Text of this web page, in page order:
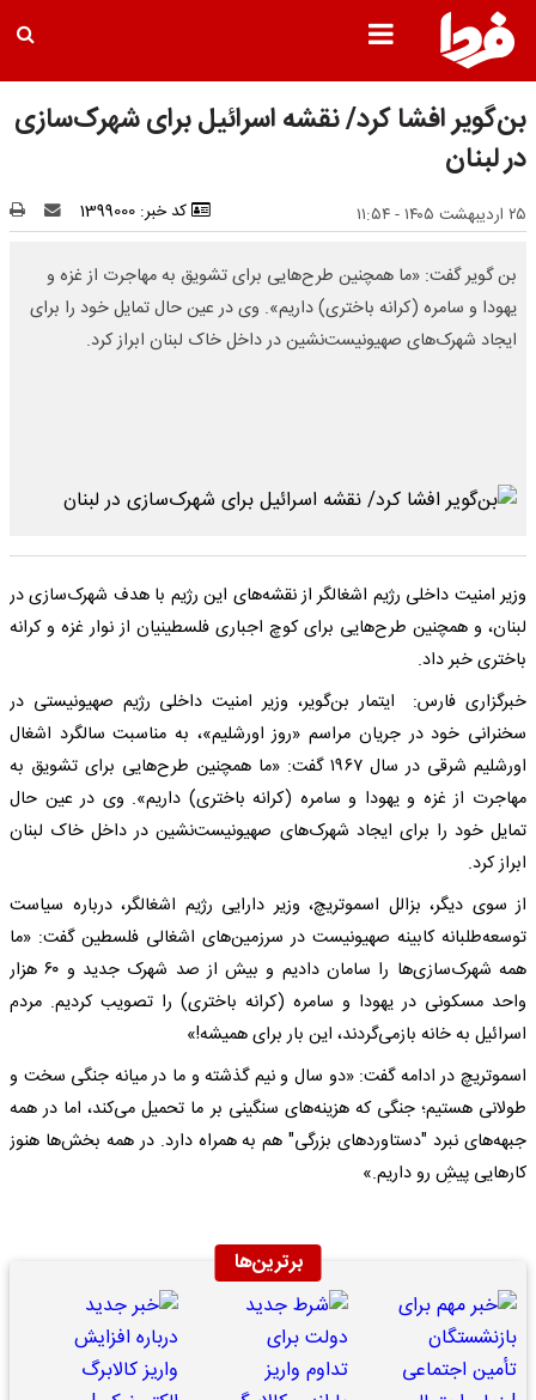
بن‌گویر افشا کرد/ نقشه اسرائیل برای شهرک‌سازی
در لبنان
۲۵ اردیبهشت ۱۴۰۵ - ۱۱:۵۴ کد خبر: 1399000
بن گویر گفت: «ما همچنین طرح‌هایی برای تشویق به مهاجرت از غزه و
یهودا و سامره (کرانه باختری) داریم». وی در عین حال تمایل خود را برای
ایجاد شهرک‌های صهیونیست‌نشین در داخل خاک لبنان ابراز کرد.
وزیر امنیت داخلی رژیم اشغالگر از نقشه‌های این رژیم با هدف شهرک‌سازی در
لبنان، و همچنین طرح‌هایی برای کوچ اجباری فلسطینیان از نوار غزه و کرانه
باختری خبر داد.
خبرگزاری فارس: ایتمار بن‌گویر، وزیر امنیت داخلی رژیم صهیونیستی در
سخنرانی خود در جریان مراسم «روز اورشلیم»، به مناسبت سالگرد اشغال
اورشلیم شرقی در سال ۱۹۶۷ گفت: «ما همچنین طرح‌هایی برای تشویق به
مهاجرت از غزه و یهودا و سامره (کرانه باختری) داریم». وی در عین حال
تمایل خود را برای ایجاد شهرک‌های صهیونیست‌نشین در داخل خاک لبنان
ابراز کرد.
از سوی دیگر، بزالل اسموتریچ، وزیر دارایی رژیم اشغالگر، درباره سیاست
توسعه‌طلبانه کابینه صهیونیست در سرزمین‌های اشغالی فلسطین گفت: «ما
همه شهرک‌سازی‌ها را سامان دادیم و بیش از صد شهرک جدید و ۶۰ هزار
واحد مسکونی در یهودا و سامره (کرانه باختری) را تصویب کردیم. مردم
اسرائیل به خانه بازمی‌گردند، این بار برای همیشه!»
اسموتریچ در ادامه گفت: «دو سال و نیم گذشته و ما در میانه جنگی سخت و
طولانی هستیم؛ جنگی که هزینه‌های سنگینی بر ما تحمیل می‌کند، اما در همه
جبهه‌های نبرد "دستاوردهای بزرگی" هم به همراه دارد. در همه بخش‌ها هنوز
کارهایی پیشِ رو داریم.»
برترین‌ها